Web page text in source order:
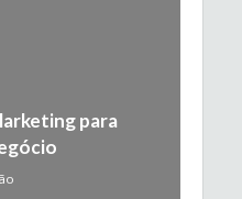
para